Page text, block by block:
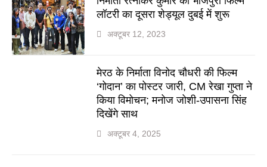
लॉटरी का दूसरा शेड्यूल दुबई में शुरू
अक्टूबर 12, 2023
मेरठ के निर्माता विनोद चौधरी की फिल्म
‘गोदान’ का पोस्टर जारी, CM रेखा गुप्ता ने
किया विमोचन; मनोज जोशी-उपासना सिंह
दिखेंगे साथ
अक्टूबर 4, 2025